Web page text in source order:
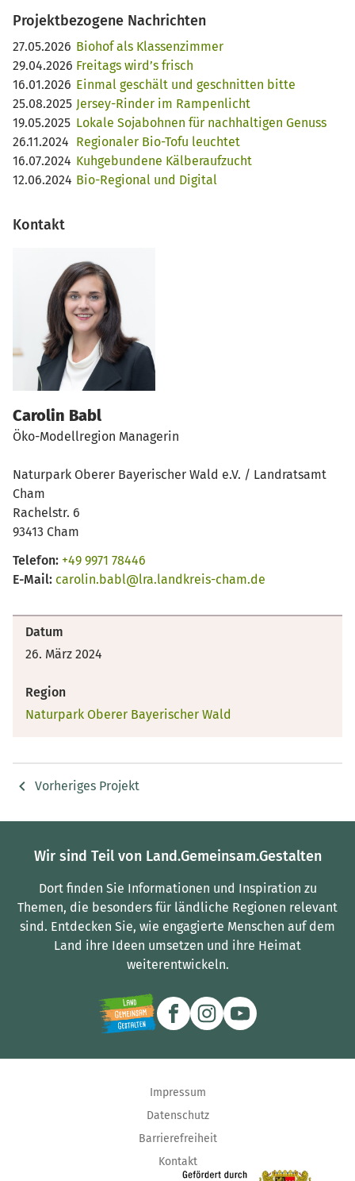
Projektbezogene Nachrichten
27.05.2026 Biohof als Klassenzimmer
29.04.2026 Freitags wird’s frisch
16.01.2026 Einmal geschält und geschnitten bitte
25.08.2025 Jersey-Rinder im Rampenlicht
19.05.2025 Lokale Sojabohnen für nachhaltigen Genuss
26.11.2024 Regionaler Bio-Tofu leuchtet
16.07.2024 Kuhgebundene Kälberaufzucht
12.06.2024 Bio-Regional und Digital
Kontakt
Carolin Babl
Öko-Modellregion Managerin
Naturpark Oberer Bayerischer Wald e.V. / Landratsamt
Cham
Rachelstr. 6
93413 Cham
Telefon: +49 9971 78446
E-Mail: carolin.babl@lra.landkreis-cham.de
Datum
26. März 2024
Region
Naturpark Oberer Bayerischer Wald
Vorheriges Projekt
Wir sind Teil von Land.Gemeinsam.Gestalten
Dort finden Sie Informationen und Inspiration zu
Themen, die besonders für ländliche Regionen relevant
sind. Entdecken Sie, wie engagierte Menschen auf dem
Land ihre Ideen umsetzen und ihre Heimat
weiterentwickeln.
Impressum
Datenschutz
Barrierefreiheit
Kontakt